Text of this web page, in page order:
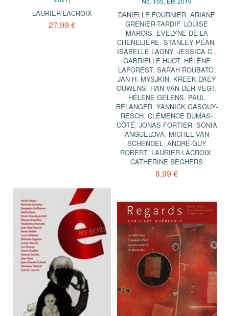
LAURIER LACROIX
27,99 €
DANIELLE FOURNIER,ARIANE
GRENIER-TARDIF, LOUISE
MAROIS, EVELYNE DE LA
CHENELIÈRE,STANLEY PÉAN,
ISABELLE LAGNY,JESSICA C.,
GABRIELLE HUOT, HÉLÈNE
LAFOREST, SARAH ROUBATO,
JAN H. MYSJKIN, KREEK DAEY
OUWENS, HAN VAN DER VEGT,
HÉLÈNE GELÈNS, PAUL
BÉLANGER, YANNICK GASQUY-
RESCH,CLÉMENCE DUMAS-
CÔTÉ, JONAS FORTIER, SONIA
ANGUELOVA, MICHEL VAN
SCHENDEL, ANDRÉ-GUY
ROBERT, LAURIER LACROIX,
CATHERINE SEGHERS
8,99 €